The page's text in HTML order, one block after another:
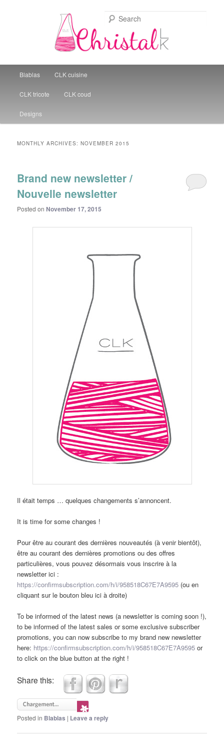
Christal Little Kitchen
Skip to primary content
Skip to secondary content
Blablas CLK cuisine
CLK tricote CLK coud
Designs
MONTHLY ARCHIVES:NOVEMBER 2015
Brand new newsletter /
Nouvelle newsletter
Posted on November 17, 2015
Il était temps … quelques changements s’annoncent.
It is time for some changes !
Pour être au courant des dernières nouveautés (à venir bientôt),
être au courant des dernières promotions ou des offres
particulières, vous pouvez désormais vous inscrire à la
newsletter ici :
https://confirmsubscription.com/h/i/958518C67E7A9595 (ou en
cliquant sur le bouton bleu ici à droite)
To be informed of the latest news (a newsletter is coming soon !),
to be informed of the latest sales or some exclusive subscriber
promotions, you can now subscribe to my brand new newsletter
here: https://confirmsubscription.com/h/i/958518C67E7A9595 or
to click on the blue button at the right !
Share this:
Posted in Blablas | Leave a reply